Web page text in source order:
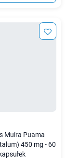
Muira Puama
450 mg - 60
kapsułek